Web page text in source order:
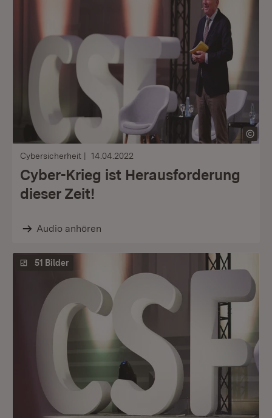
Cybersicherheit 14.04.2022
Cyber-Krieg ist Herausforderung
dieser Zeit!
Audio anhören
51 Bilder